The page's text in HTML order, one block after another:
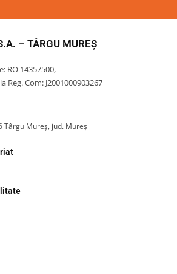
– TÂRGU MUREȘ
RO 14357500,
Reg. Com: J2001000903267
Târgu Mureș, jud. Mureş